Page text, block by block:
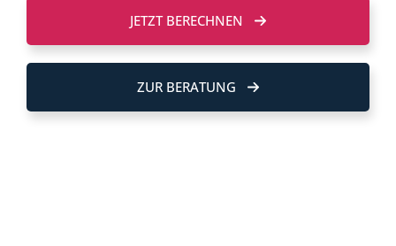
JETZT BERECHNEN
ZUR BERATUNG